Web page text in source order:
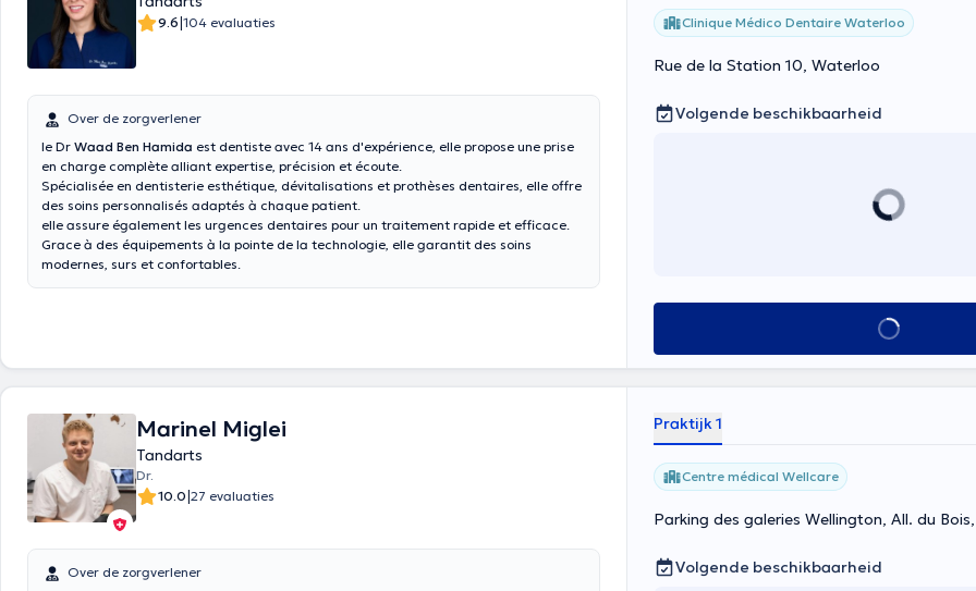
9.6|104 evaluaties
Over de zorgverlener
le Dr Waad Ben Hamida est dentiste avec 14 ans d'expérience, elle propose une prise
en charge complète alliant expertise, précision et écoute.
Spécialisée en dentisterie esthétique, dévitalisations et prothèses dentaires, elle offre
des soins personnalisés adaptés à chaque patient.
elle assure également les urgences dentaires pour un traitement rapide et efficace.
Grace à des équipements à la pointe de la technologie, elle garantit des soins
modernes, surs et confortables.
Clinique Médico Dentaire Waterloo
Rue de la Station 10, Waterloo
Volgende beschikbaarheid
Alles zien
Marinel Miglei
Tandarts
Dr.
10.0|27 evaluaties
Over de zorgverlener
Praktijk 1
Centre médical Wellcare
Parking des galeries Wellington, All. du
Volgende beschikbaarheid